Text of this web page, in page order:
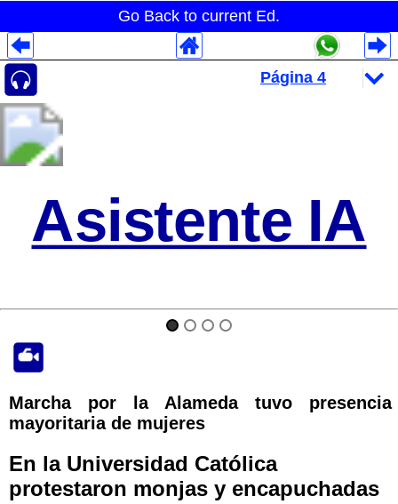
Go Back to current Ed.
Asistente IA
Marcha por la Alameda tuvo presencia
mayoritaria de mujeres
En la Universidad Católica
protestaron monjas y encapuchadas
Despliegues Analytics
Despliegues Totales
Despliegues por Rubros